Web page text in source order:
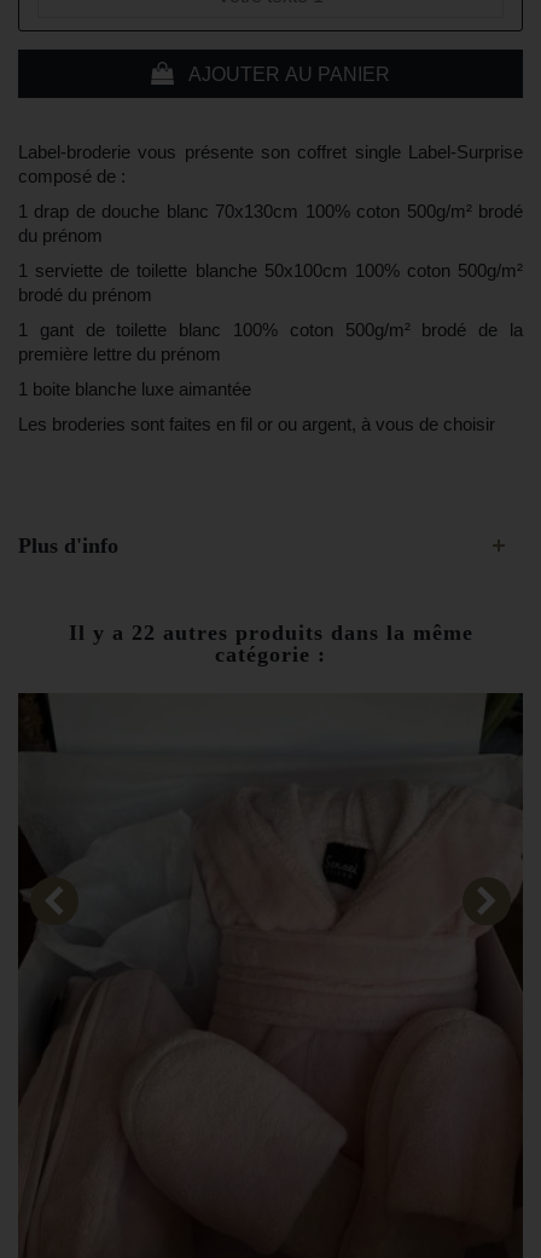
Label-broderie vous présente son coffret single Label-Surprise
composé de :
1 drap de douche blanc 70x130cm 100% coton 500g/m² brodé
du prénom
1 serviette de toilette blanche 50x100cm 100% coton 500g/m²
brodé du prénom
1 gant de toilette blanc 100% coton 500g/m² brodé de la
première lettre du prénom
1 boite blanche luxe aimantée
Les broderies sont faites en fil or ou argent, à vous de choisir
AJOUTER AU PANIER
Plus d'info
Il y a 22 autres produits dans la même
catégorie :